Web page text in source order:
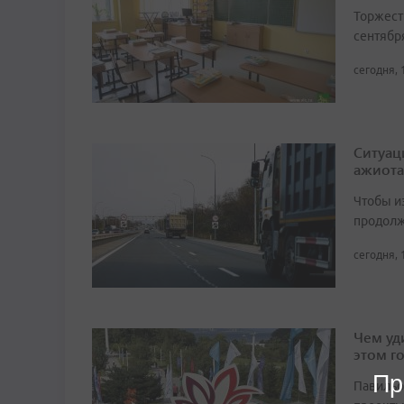
сегодня,
Чтобы
сегодня,
Чем
этом